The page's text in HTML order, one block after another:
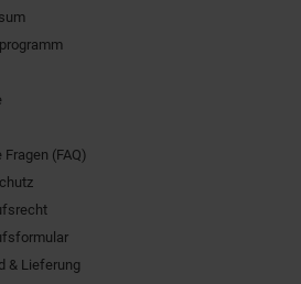
Fragen (FAQ)
& Lieferung